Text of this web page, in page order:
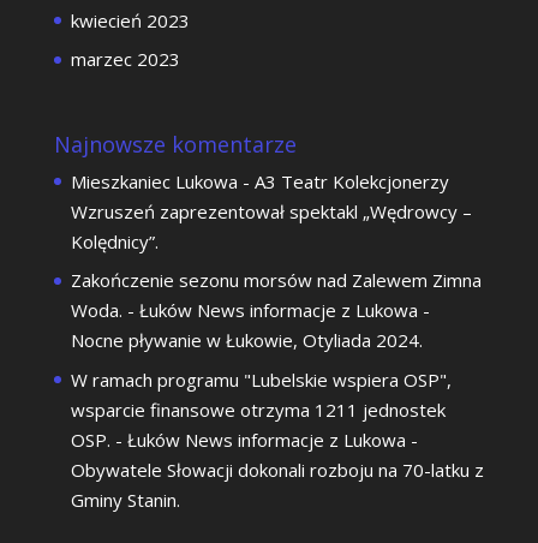
kwiecień 2023
marzec 2023
Najnowsze komentarze
Mieszkaniec Lukowa - A3 Teatr Kolekcjonerzy
Wzruszeń zaprezentował spektakl „Wędrowcy –
Kolędnicy”.
Zakończenie sezonu morsów nad Zalewem Zimna
Woda. - Łuków News informacje z Lukowa -
Nocne pływanie w Łukowie, Otyliada 2024.
W ramach programu "Lubelskie wspiera OSP",
wsparcie finansowe otrzyma 1211 jednostek
OSP. - Łuków News informacje z Lukowa -
Obywatele Słowacji dokonali rozboju na 70-latku z
Gminy Stanin.